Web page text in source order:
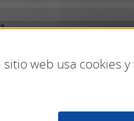
sitio web usa cookies